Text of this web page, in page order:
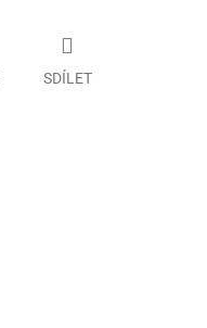
SDÍLET